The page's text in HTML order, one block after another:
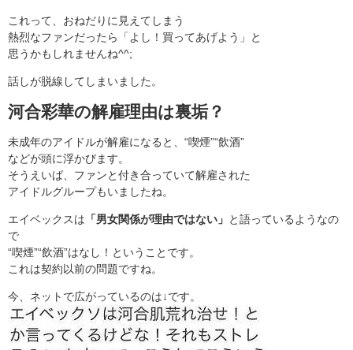
これって、おねだりに見えてしまう
熱烈なファンだったら「よし！買ってあげよう」と
思うかもしれませんね^^;
話しが脱線してしまいました。
河合彩華の解雇理由は裏垢？
未成年のアイドルが解雇になると、“喫煙”“飲酒”
などが頭に浮かびます。
そうえいば、ファンと付き合っていて解雇された
アイドルグループもいましたね。
エイベックスは 「男女関係が理由ではない」 と語っているようなの
で
“喫煙”“飲酒”はなし！ということです。
これは契約以前の問題ですね。
今、ネットで広がっているのは↓です。